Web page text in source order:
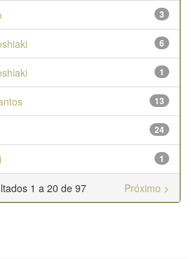
3
6
1
13
24
1
1 a 20 de 97 Próximo >